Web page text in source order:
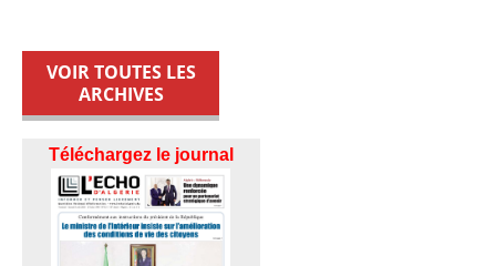
VOIR TOUTES LES
ARCHIVES